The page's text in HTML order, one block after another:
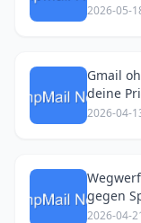
2026-05-
Gmail
deine
2026-04-
gegen
2026-04-